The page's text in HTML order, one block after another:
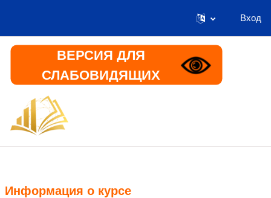
ВЕРСИЯ ДЛЯ
СЛАБОВИДЯЩИХ
Вход
Информация о курсе